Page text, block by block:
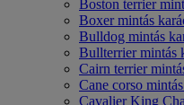
Boston terrier
Boxer mintás
Bulldog mintás
Bullterrier mintás
Cairn terrier
Cane corso
Cavalier King